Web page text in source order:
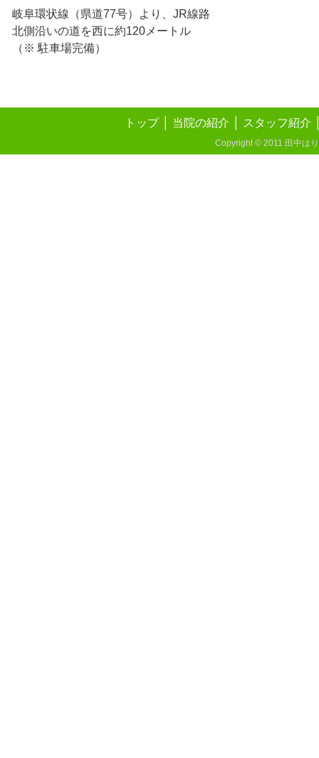
岐阜環状線（県道77号）より、JR線路
北側沿いの道を西に約120メートル
（※ 駐車場完備）
トップ 当院の紹介 スタッフ紹介
Copyright © 2011 田中は